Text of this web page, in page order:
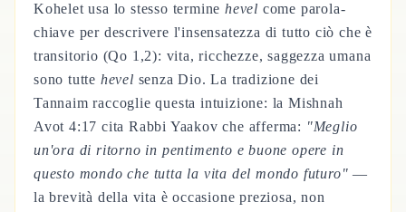
Kohelet usa lo stesso terminehevel come parola-
chiave per descrivere l'insensatezza di tutto ciò che è
transitorio (Qo 1,2): vita, ricchezze, saggezza umana
sono tutte hevel senza Dio. La tradizione dei
Tannaim raccoglie questa intuizione: la Mishnah
Avot 4:17 cita Rabbi Yaakov che afferma: "Meglio
un'ora di ritorno in pentimento e buone opere in
questo mondo che tutta la vita del mondo futuro" —
la brevità della vita è occasione preziosa, non